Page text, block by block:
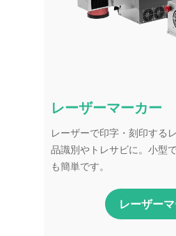
レーザーマーカー
レーザーで印字・刻印する
品識別やトレサビに。小型
も簡単です。
レーザー